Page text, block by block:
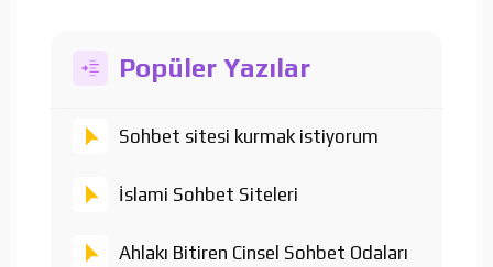
Popüler Yazılar
Sohbet sitesi kurmak istiyorum
İslami Sohbet Siteleri
Ahlakı Bitiren Cinsel Sohbet Odaları